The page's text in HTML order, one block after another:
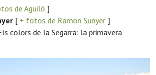
de Aguiló ]
[ + fotos de Ramon Sunyer ]
colors de la Segarra: la primavera